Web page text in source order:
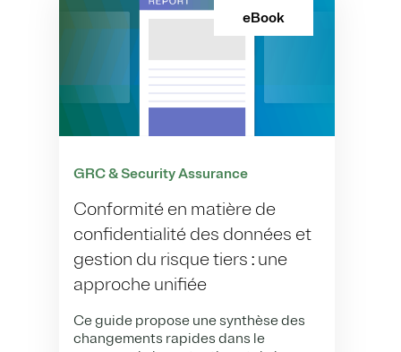
eBook
GRC & Security Assurance
Conformité en matière de
confidentialité des données et
gestion du risque tiers : une
approche unifiée
Ce guide propose une synthèse des
changements rapides dans le